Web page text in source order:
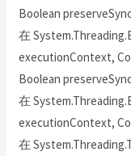
Boolean
在
executionContext,
Boolean
在
executionContext,
在